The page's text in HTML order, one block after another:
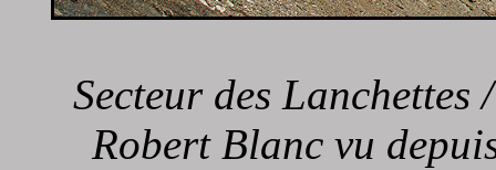
Secteur des
Robert Blanc vu